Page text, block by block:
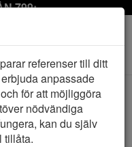
799:-
referenser till ditt
anpassade
för att möjliggöra
nödvändiga
kan du själv
tillåta.